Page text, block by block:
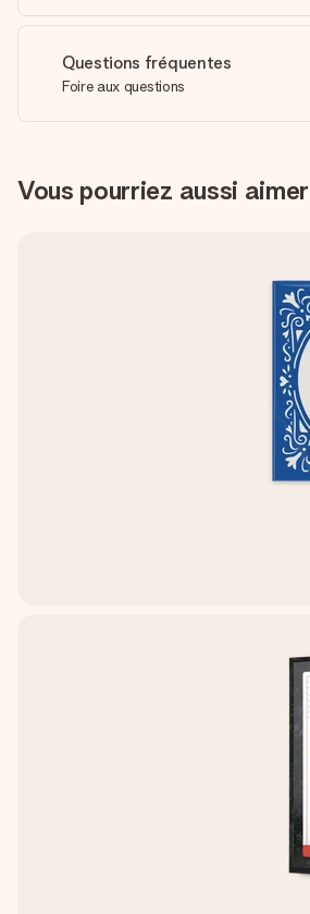
Questions fréquentes
Foire aux questions
Vous pourriez aussi aimer